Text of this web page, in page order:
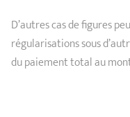
D’autres cas de figures
régularisations sous
du paiement total au